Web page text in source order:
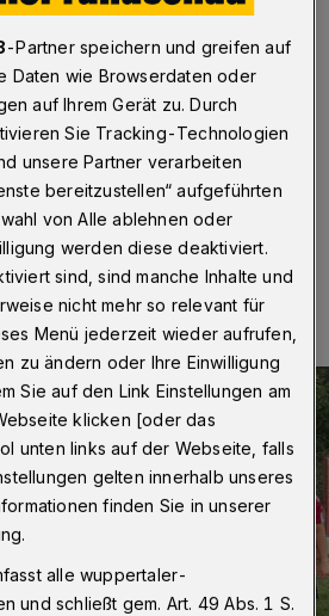
Bank in Wuppertal fördert den
einer Zuwendung in Höhe von
Wioletta Bonny überreichte
an die Trainer und
Deniziak und Sven Vahrenholt.
Eine Minute Lesezeit
-Partner speichern und greifen auf
Daten wie Browserdaten oder
auf Ihrem Gerät zu. Durch
Sie Tracking-Technologien
unsere Partner verarbeiten
bereitzustellen“ aufgeführten
von Alle ablehnen oder
werden diese deaktiviert.
sind, sind manche Inhalte und
nicht mehr so relevant für
Menü jederzeit wieder aufrufen,
zu ändern oder Ihre Einwilligung
Sie auf den Link Einstellungen am
klicken [oder das
unten links auf der Webseite, falls
gelten innerhalb unseres
finden Sie in unserer
alle wuppertaler-
und schließt gem. Art. 49 Abs. 1 S.